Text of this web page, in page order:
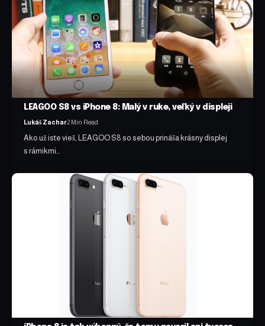
LEAGOO S8 vs iPhone 8: Malý v ruke, veľký v displeji
Lukáš Zachar2 Min Read
Ako už iste vieš, LEAGOO S8 so sebou prináša krásny displej
s rámikmi…